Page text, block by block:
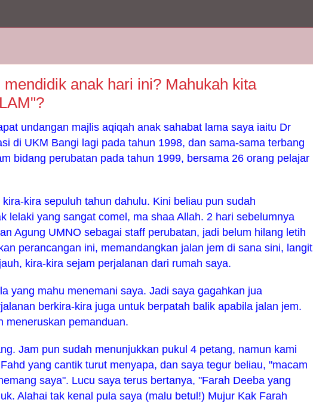
anak hari ini? Mahukah kita
undangan majlis aqiqah anak sahabat lama saya iaitu Dr
di UKM Bangi lagi pada tahun 1998, dan sama-sama terbang
bidang perubatan pada tahun 1999, bersama 26 orang pelajar
kira sepuluh tahun dahulu. Kini beliau pun sudah
lelaki yang sangat comel, ma shaa Allah. 2 hari sebelumnya
Agung UMNO sebagai staff perubatan, jadi belum hilang letih
perancangan ini, memandangkan jalan jem di sana sini, langit
kira-kira sejam perjalanan dari rumah saya.
yang mahu menemani saya. Jadi saya gagahkan jua
berkira-kira juga untuk berpatah balik apabila jalan jem.
meneruskan pemanduan.
Jam pun sudah menunjukkan pukul 4 petang, namun kami
yang cantik turut menyapa, dan saya tegur beliau, "macam
saya". Lucu saya terus bertanya, "Farah Deeba yang
Alahai tak kenal pula saya (malu betul!) Mujur Kak Farah